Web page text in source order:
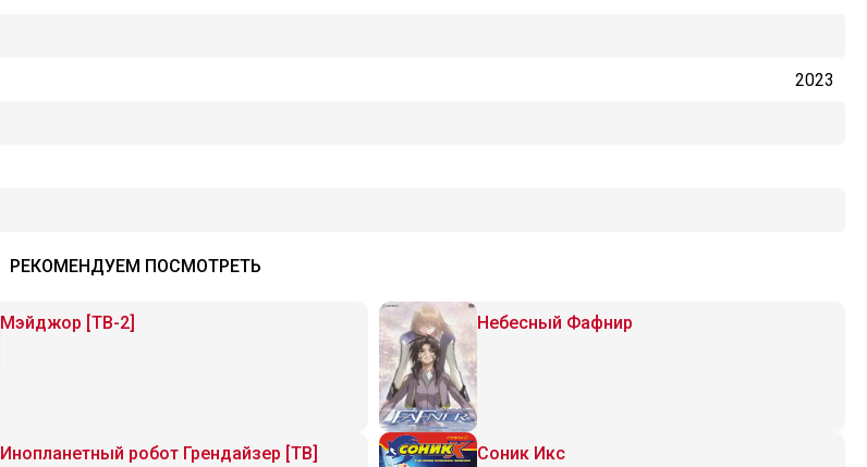
2023
РЕКОМЕНДУЕМ ПОСМОТРЕТЬ
Мэйджор [ТВ-2] Небесный Фафнир
Инопланетный робот Грендайзер [ТВ] Соник Икс